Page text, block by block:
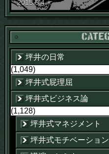
2015.6.4 木
坪井の日常
(1,049)
坪井式屁理屈
坪井式ビジネス論
(1,128)
坪井式マネジメント
坪井式モチベーション